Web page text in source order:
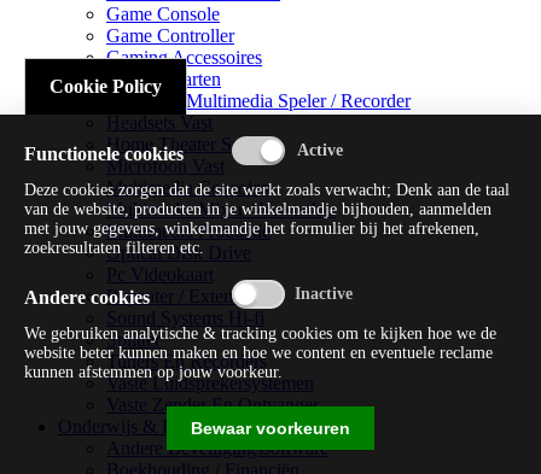
Game Console
Game Controller
Gaming Accessoires
Geluidskaarten
Handheld Multimedia Speler / Recorder
Headsets Vast
Home Theater Systems
Microfoon Vast
Multimedia Consoles
Multimedia Mixer / Versterker
Multimedia Productie
Optical Disk Drive
Pc Videokaart
Repeater / Extender
Sound Systems Hi-fi
Splitter
Tuners En Recorders
Vaste Luidsprekersystemen
Vaste Zender En Ontvanger
Onderwijs & Recreatie
Andere Beveiligingssoftware
Cookie Policy
Functionele cookies
Deze cookies zorgen dat de site werkt zoals verwacht; Denk aan de taal
van de website, producten in je winkelmandje bijhouden, aanmelden
met jouw gegevens, winkelmandje het formulier bij het afrekenen,
zoekresultaten filteren etc.
Andere cookies
We gebruiken analytische & tracking cookies om te kijken hoe we de
website beter kunnen maken en hoe we content en eventuele reclame
kunnen afstemmen op jouw voorkeur.
Bewaar voorkeuren